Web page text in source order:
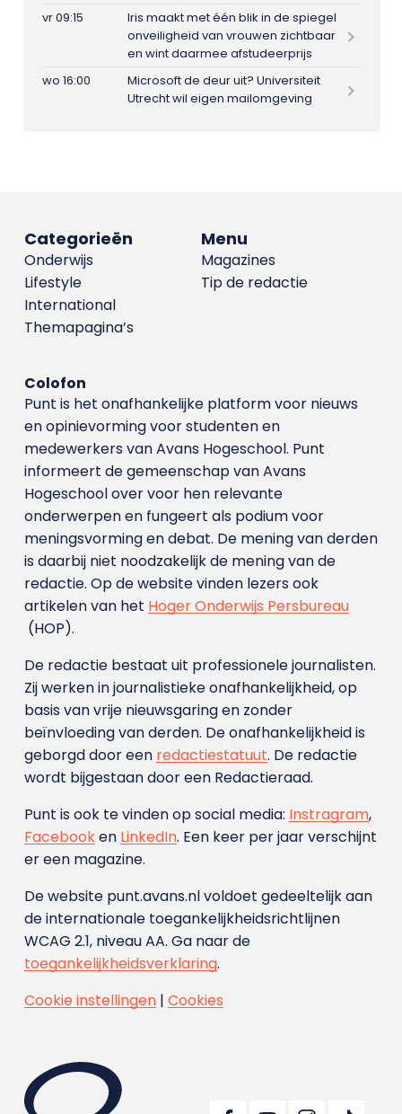
vr 09:15
Iris maakt met één blik in de spiegel
onveiligheid van vrouwen zichtbaar
en wint daarmee afstudeerprijs
wo 16:00
Microsoft de deur uit? Universiteit
Utrecht wil eigen mailomgeving
Menu
Magazines
Tip de redactie
Categorieën
Onderwijs
Lifestyle
International
Themapagina’s
Colofon
Punt is het onafhankelijke platform voor nieuws
en opinievorming voor studenten en
medewerkers van Avans Hoge­school. Punt
informeert de gemeenschap van Avans
Hogeschool over voor hen relevante
onderwerpen en fungeert als podium voor
meningsvorming en debat. De mening van derden
is daarbij niet noodzakelijk de mening van de
redactie. Op de website vinden lezers ook
artikelen van het Hoger Onderwijs Persbureau
(HOP).
De redactie bestaat uit professionele journalisten.
Zij werken in journalistieke onafhankelijkheid, op
basis van vrije nieuwsgaring en zonder
beïnvloeding van derden. De onafhankelijkheid is
geborgd door een redactiestatuut. De redactie
wordt bijgestaan door een Redactieraad.
Punt is ook te vinden op social media: Instragram,
Facebooken LinkedIn. Een keer per jaar verschijnt
er een magazine.
De website punt.avans.nl voldoet gedeeltelijk aan
de internationale toegankelijkheidsrichtlijnen
WCAG 2.1, niveau AA. Ga naar de
toegankelijkheidsverklaring.
Cookie instellingen| Cookies